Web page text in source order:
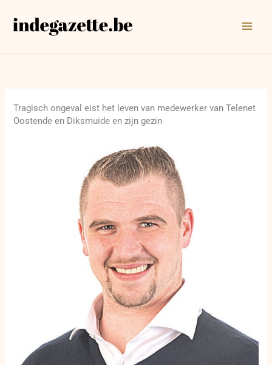
naar
Tragisch ongeval eist het leven van medewerker van Telenet
Oostende en Diksmuide en zijn gezin